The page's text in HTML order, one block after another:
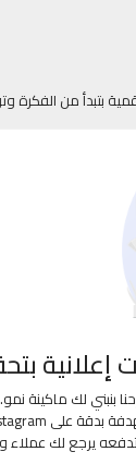
بنبني لك ماكينة نمو.
يرجع لك عملاء